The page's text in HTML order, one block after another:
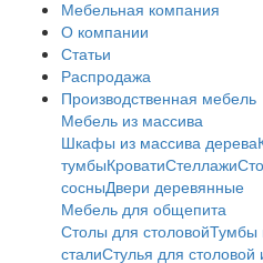
Мебельная компания
О компании
Статьи
Распродажа
Производственная мебель
Мебель из массива
Шкафы из массива дерева
тумбыКроватиСтеллажи
сосныДвери деревянные
Мебель для общепита
Столы для столовойТумбы
сталиСтулья для